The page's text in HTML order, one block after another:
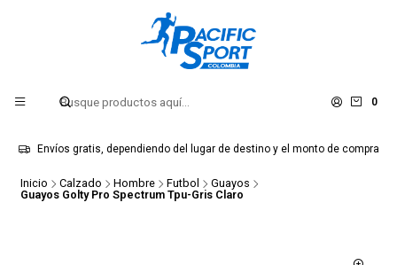
0
Envíos gratis, dependiendo del lugar de destino y el monto de compra
Inicio Calzado Hombre Futbol
Guayos
Guayos Golty Pro Spectrum Tpu-Gris Claro